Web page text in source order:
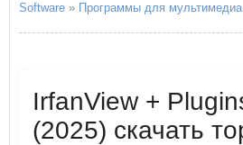
Software » Программы для
IrfanView +
(2025) скачать